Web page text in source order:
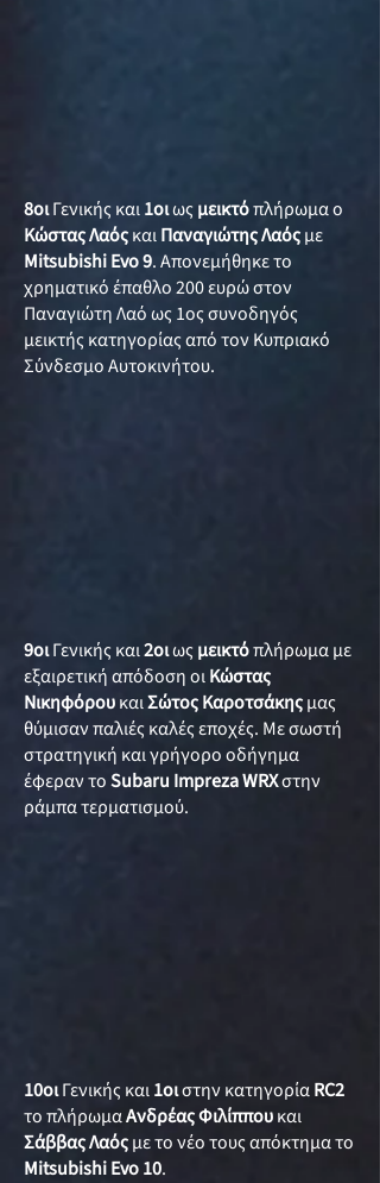
8οιΓενικής και1οιωςμεικτόπλήρωμα ο
Κώστας ΛαόςκαιΠαναγιώτης Λαόςμε
Mitsubishi Evo 9. Απονεμήθηκε το
χρηματικό έπαθλο 200 ευρώ στον
Παναγιώτη Λαό ως 1ος συνοδηγός
μεικτής κατηγορίας από τον Κυπριακό
Σύνδεσμο Αυτοκινήτου.
9οιΓενικής και2οιωςμεικτόπλήρωμα με
εξαιρετική απόδοση οιΚώστας
ΝικηφόρουκαιΣώτος Καροτσάκηςμας
θύμισαν παλιές καλές εποχές. Με σωστή
στρατηγική και γρήγορο οδήγημα
έφεραν τοSubaru Impreza WRXστην
ράμπα τερματισμού.
10οιΓενικής και1οιστην κατηγορίαRC2
το πλήρωμαΑνδρέας Φιλίππουκαι
Σάββας Λαόςμε το νέο τους απόκτημα το
Mitsubishi Evo 10.